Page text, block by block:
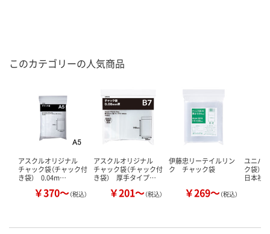
このカテゴリーの人気商品
アスクルオリジナル
チャック袋（チャック付
き袋） 0.04m…
￥370～（税込）
アスクルオリジナル
チャック袋（チャック付
き袋） 厚手タイプ…
￥201～（税込）
伊藤忠リーテイルリン
ク チャック袋
￥269～（税込）
ユニパッ
ク袋）
日本社